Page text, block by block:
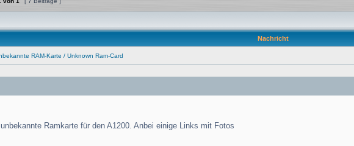
antworten
Nachricht
RAM-Karte / Unknown Ram-Card
Ramkarte für den A1200. Anbei einige Links mit Fotos